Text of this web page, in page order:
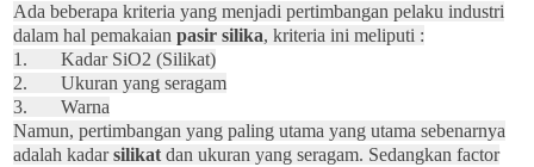
Ada beberapa kriteria yang menjadi pertimbangan pelaku industri
dalam hal pemakaianpasir silika, kriteria ini meliputi :
1. Kadar SiO2 (Silikat)
2. Ukuran yang seragam
3. Warna
Namun, pertimbangan yang paling utama yang utama sebenarnya
adalah kadarsilikat dan ukuran yang seragam. Sedangkan factor